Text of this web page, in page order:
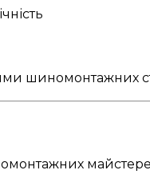
шиномонтажних